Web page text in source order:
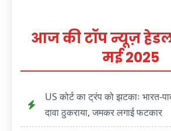
आज की टॉप न्यूज़
मई 2025
US कोर्ट का ट्रंप को झटकाः भारत-
दावा ठुकराया, जमकर लगाई फटकार